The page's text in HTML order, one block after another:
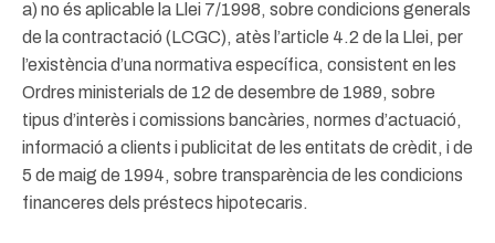
a) no és aplicable la Llei 7/1998, sobre condicions generals
de la contractació (LCGC), atès l’article 4.2 de la Llei, per
l’existència d’una normativa específica, consistent en les
Ordres ministerials de 12 de desembre de 1989, sobre
tipus d’interès i comissions bancàries, normes d’actuació,
informació a clients i publicitat de les entitats de crèdit, i de
5 de maig de 1994, sobre transparència de les condicions
financeres dels préstecs hipotecaris.